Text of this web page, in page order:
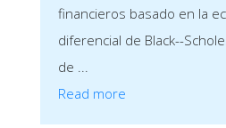
financieros basado en la
diferencial de Black--
de ...
Read more